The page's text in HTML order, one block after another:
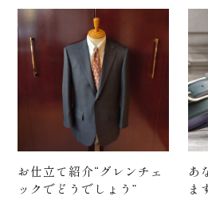
サ
お仕立て紹介“グレンチェ
ックでどうでしょう”
あ
ま